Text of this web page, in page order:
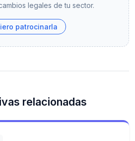
legales de tu sector.
patrocinarla
relacionadas